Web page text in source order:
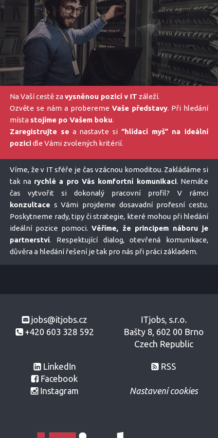
Na Vaší cestě zavysněnou pozicí v IT záleží.
Ozvěte se nám a probereme Vaše představy. Při hledání
místa stojíme po Vašem boku.
Zaregistrujte sea nastavte si “hlídací myš” na ideální
pozicidle Vámi zvolených kritérií.
Víme, že v IT sféře je čas vzácnou komoditou. Zakládáme si
tak na rychlé a pro Vás komfortní komunikaci. Nemáte
čas vytvořit si dokonalý pracovní profil? V rámci
konzultace s Vámi projdeme dosavadní profesní cestu.
Poskytneme rady, tipy či strategie, které mohou při hledání
ideální pozice pomoci.Věříme, že principem náboru je
partnerství. Respektující dialog, otevřená komunikace,
důvěra a hledání řešení je tak pro nás při práci základem.
jobs@itjobs.cz
+420 603 328 592
LinkedIn
Facebook
Instagram
ITjobs, s.r.o.
Bašty 8, 602 00 Brno
Czech Republic
RSS
Nastavení cookies